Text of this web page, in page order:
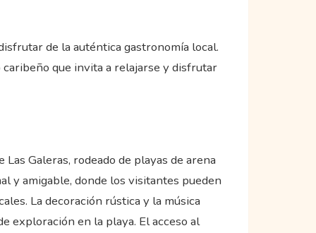
de la auténtica gastronomía local.
que invita a relajarse y disfrutar
Galeras, rodeado de playas de arena
y amigable, donde los visitantes pueden
La decoración rústica y la música
exploración en la playa. El acceso al